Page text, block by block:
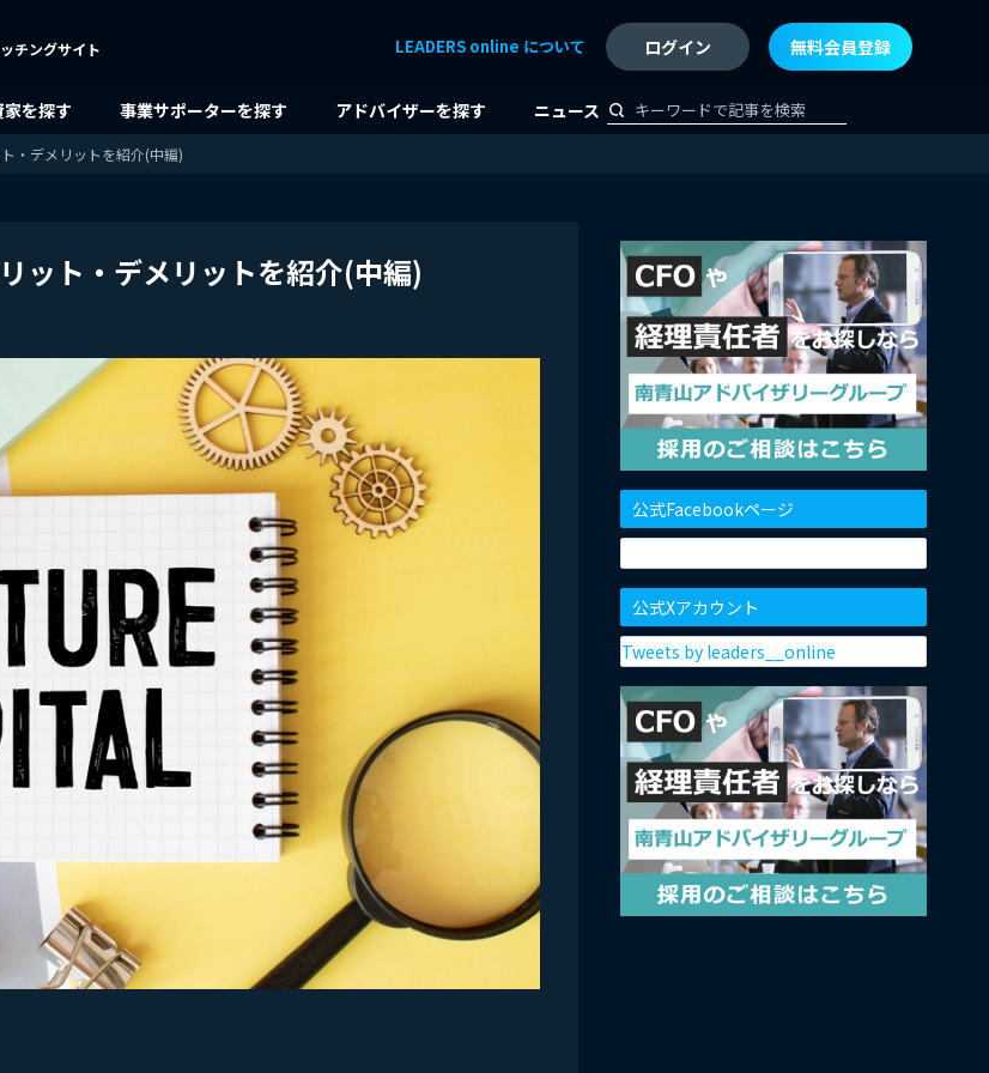
チングサイト ログイン 無料会員登録
を探す 事業サポーターを探す アドバイザーを探す ニュース
LEADERS online について
・デメリットを紹介(中編)
ット・デメリットを紹介(中編)
公式Facebookページ
公式Xアカウント
Tweets by leaders__online